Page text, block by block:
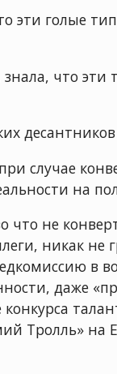
эти голые
что
десантников
случае
на
что не
никак
в
даже
Тролль»